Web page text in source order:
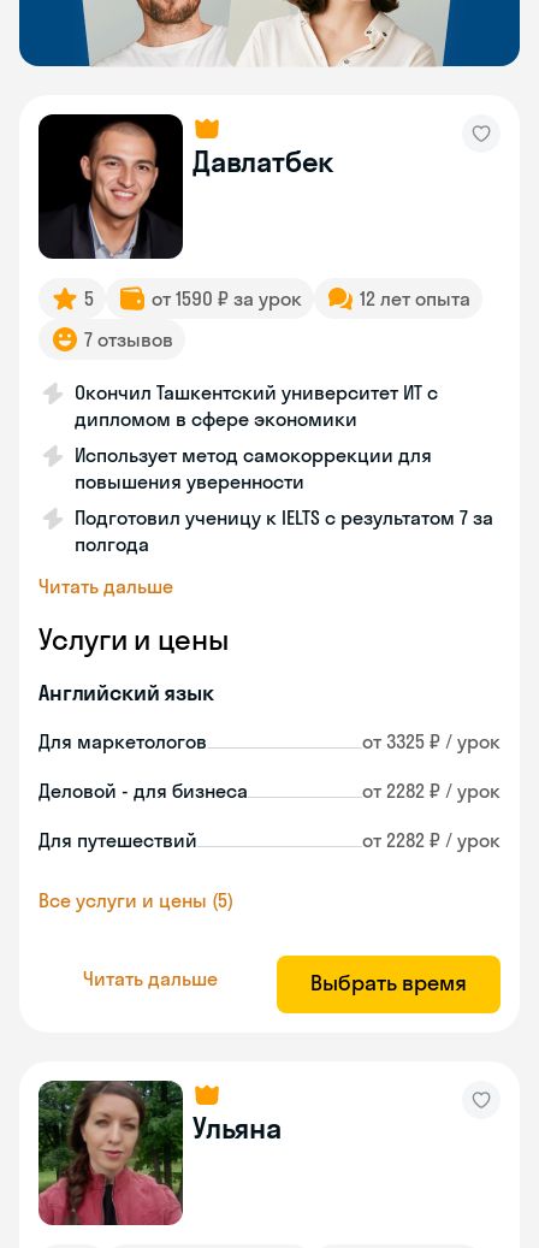
Давлатбек
5 от 1590 ₽ за урок
12 лет опыта
7 отзывов
Окончил Ташкентский университет ИТ с
дипломом в сфере экономики
Использует метод самокоррекции для
повышения уверенности
Подготовил ученицу к IELTS с результатом 7 за
полгода
Читать дальше
Услуги и цены
Английский язык
Для маркетологов от 3325 ₽ / урок
Деловой - для бизнеса от 2282 ₽ / урок
Для путешествий от 2282 ₽ / урок
Все услуги и цены (5)
Читать дальше Выбрать время
Ульяна